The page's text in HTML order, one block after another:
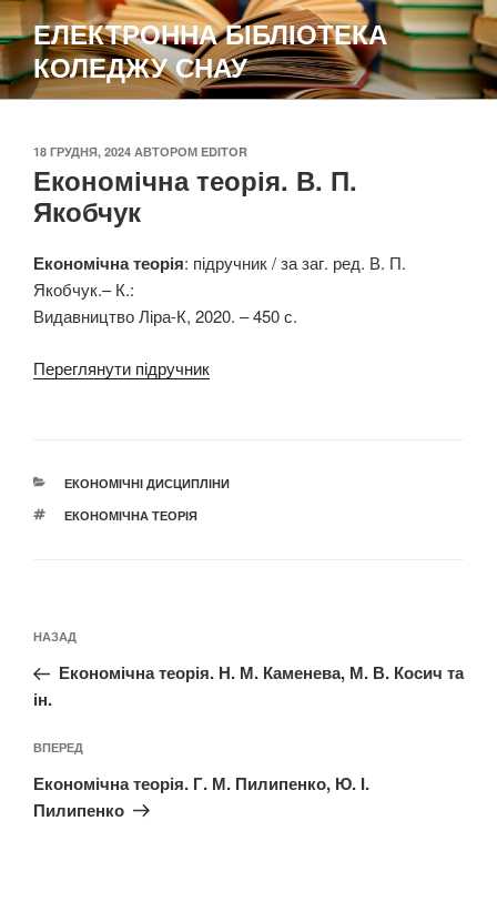
Перейти
до
вмісту
ЕЛЕКТРОННА БІБЛІОТЕКА
КОЛЕДЖУ СНАУ
ОПУБЛІКОВАНО
18 ГРУДНЯ, 2024 АВТОРОМ EDITOR
Економічна теорія. В. П.
Якобчук
Економічна теорія: підручник / за заг. ред. В. П.
Якобчук.– К.:
Видавництво Ліра-К, 2020. – 450 с.
Переглянути підручник
КАТЕГОРІЇ
ЕКОНОМІЧНІ ДИСЦИПЛІНИ
ПОЗНАЧКИ
ЕКОНОМІЧНА ТЕОРІЯ
записів
Попередній
запис:
НАЗАД
Економічна теорія. Н. М. Каменева, М. В. Косич та
ін.
Наступний
запис
ВПЕРЕД
Економічна теорія. Г. М. Пилипенко, Ю. І.
Пилипенко